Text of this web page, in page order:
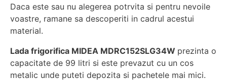
Daca este sau nu alegerea potrvita si pentru nevoile
voastre, ramane sa descoperiti in cadrul acestui
material.
Lada frigorifica MIDEA MDRC152SLG34W prezinta o
capacitate de 99 litri si este prevazut cu un cos
metalic unde puteti depozita si pachetele mai mici.